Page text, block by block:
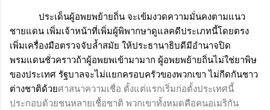
ประเด็นผู้อพยพย้ายถิ่น จะเข้มงวดความมั่นคงตามแนว
ชายแดน เพิ่มเจ้าหน้าที่เพิ่มผู้พิพากษาดูแลคดีประเภทนี้โดยตรง
เพิ่มเครื่องมือตรวจจับล้ำสมัย ให้ประธานาธิบดีมีอำนาจปิด
พรมแดนชั่วคราวถ้าผู้อพยพเข้ามามาก ผู้อพยพย้ายถิ่นไม่ใช่ยาพิษ
ของประเทศ รัฐบาลจะไม่แยกครอบครัวของพวกเขา ไม่กีดกันชาว
ต่างชาติด้วยศาสนาความเชื่อ ตั้งแต่แรกเริ่มก่อตั้งประเทศนี้
ประกอบด้วยชนหลายเชื้อชาติ พวกเขาทั้งหมดคือคนอเมริกัน